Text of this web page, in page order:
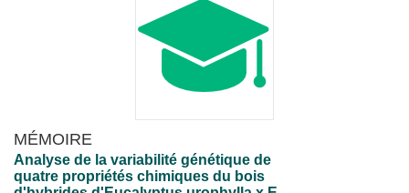
MÉMOIRE
Analyse de la variabilité génétique de
quatre propriétés chimiques du bois